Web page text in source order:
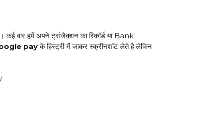
बार हमें अपने ट्रांजैक्शन का रिकॉर्ड या Bank
payके हिस्ट्री में जाकर स्क्रीनशॉट लेते है लेकिन